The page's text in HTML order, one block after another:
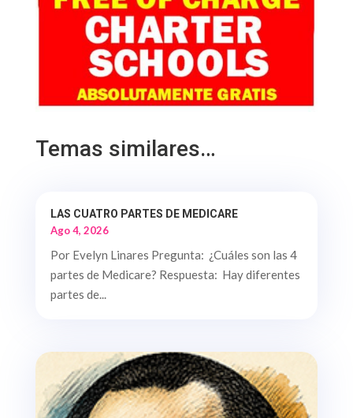
Temas similares…
LAS CUATRO PARTES DE MEDICARE
Ago 4, 2026
Por Evelyn Linares Pregunta: ¿Cuáles son las 4
partes de Medicare? Respuesta: Hay diferentes
partes de...